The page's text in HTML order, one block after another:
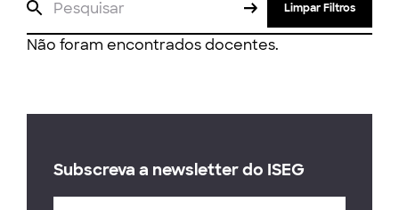
Limpar Filtros
Não foram encontrados docentes.
Subscreva a newsletter do ISEG